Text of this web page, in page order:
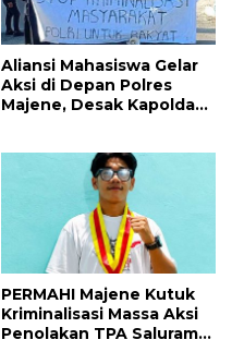
Aliansi Mahasiswa Gelar
Aksi di Depan Polres
Majene, Desak Kapolda
PERMAHI Majene Kutuk
Kriminalisasi Massa Aksi
Penolakan TPA Saluramo,